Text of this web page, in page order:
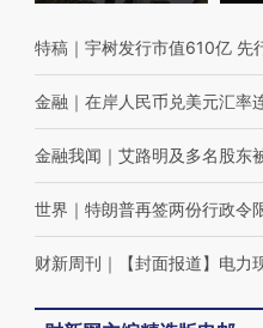
特稿 ｜ 宇树发行市值610亿 先
金融 ｜ 在岸人民币兑美元汇率
金融我闻 ｜ 艾路明及多名股东
世界 ｜ 特朗普再签两份行政令
财新周刊 ｜ 【封面报道】电